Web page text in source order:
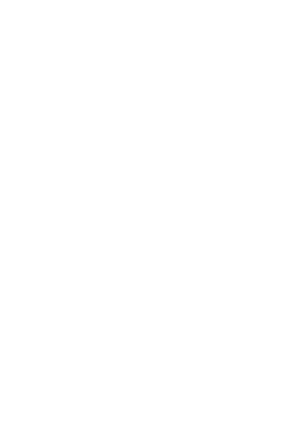
fitness
treningową lub złagodź jet lag,
dostępnego w prywatnej